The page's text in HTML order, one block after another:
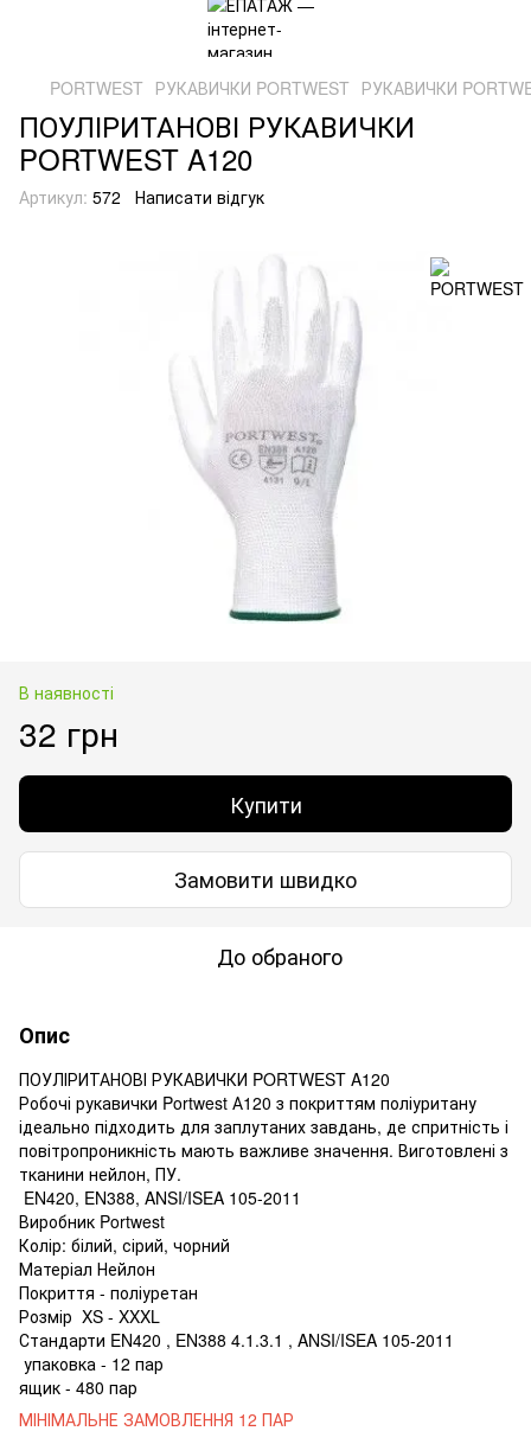
PORTWEST РУКАВИЧКИ PORTWEST РУКАВИЧКИ
ПОУЛІРИТАНОВІ РУКАВИЧКИ
PORTWEST A120
Артикул: 572 Написати відгук
В наявності
32 грн
Купити
Замовити швидко
До обраного
Опис
ПОУЛІРИТАНОВІ РУКАВИЧКИ PORTWEST A120
Робочі рукавички Portwest А120 з покриттям поліуритану
ідеально підходить для заплутаних завдань, де спритність і
повітропроникність мають важливе значення. Виготовлені з
тканини нейлон, ПУ.
EN420, EN388, ANSI/ISEA 105-2011
Виробник Portwest
Колір: білий, сірий, чорний
Матеріал Нейлон
Покриття - поліуретан
Розмір XS - XXXL
Стандарти EN420 , EN388 4.1.3.1 , ANSI/ISEA 105-2011
упаковка - 12 пар
ящик - 480 пар
МІНІМАЛЬНЕ ЗАМОВЛЕННЯ 12 ПАР